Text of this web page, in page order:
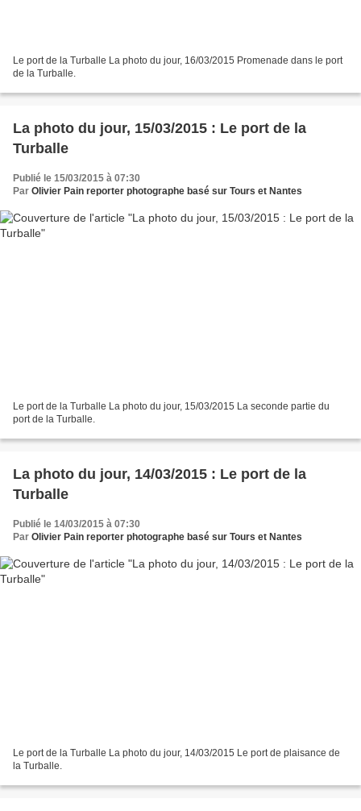
Le port de la Turballe La photo du jour, 16/03/2015 Promenade dans le port
de la Turballe.
La photo du jour, 15/03/2015 : Le port de la
Turballe
Publié le 15/03/2015 à 07:30
Par Olivier Pain reporter photographe basé sur Tours et Nantes
Le port de la Turballe La photo du jour, 15/03/2015 La seconde partie du
port de la Turballe.
La photo du jour, 14/03/2015 : Le port de la
Turballe
Publié le 14/03/2015 à 07:30
Par Olivier Pain reporter photographe basé sur Tours et Nantes
Le port de la Turballe La photo du jour, 14/03/2015 Le port de plaisance de
la Turballe.